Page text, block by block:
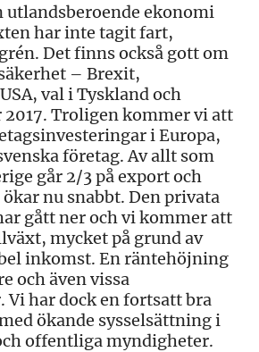
utlandsberoende ekonomi
har inte tagit fart,
Det finns också gott om
– Brexit,
val i Tyskland och
Troligen kommer vi att
i Europa,
företag. Av allt som
går 2/3 på export och
nu snabbt. Den privata
gått ner och vi kommer att
mycket på grund av
inkomst. En räntehöjning
och även vissa
har dock en fortsatt bra
ökande sysselsättning i
offentliga myndigheter.